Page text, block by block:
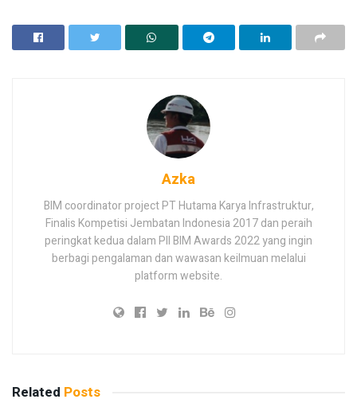
Azka
BIM coordinator project PT Hutama Karya Infrastruktur,
Finalis Kompetisi Jembatan Indonesia 2017 dan peraih
peringkat kedua dalam PII BIM Awards 2022 yang ingin
berbagi pengalaman dan wawasan keilmuan melalui
platform website.
Related Posts